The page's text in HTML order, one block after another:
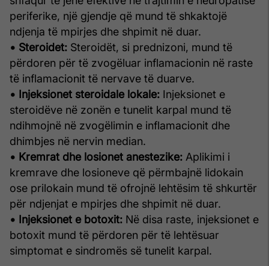
periferike, një gjendje që mund të shkaktojë
ndjenja të mpirjes dhe shpimit në duar.
• Steroidet: Steroidët, si prednizoni, mund të
përdoren për të zvogëluar inflamacionin në raste
të inflamacionit të nervave të duarve.
• Injeksionet steroidale lokale: Injeksionet e
steroidëve në zonën e tunelit karpal mund të
ndihmojnë në zvogëlimin e inflamacionit dhe
dhimbjes në nervin median.
• Kremrat dhe losionet anestezike: Aplikimi i
kremrave dhe losioneve që përmbajnë lidokain
ose prilokain mund të ofrojnë lehtësim të shkurtër
për ndjenjat e mpirjes dhe shpimit në duar.
• Injeksionet e botoxit: Në disa raste, injeksionet e
botoxit mund të përdoren për të lehtësuar
simptomat e sindromës së tunelit karpal.